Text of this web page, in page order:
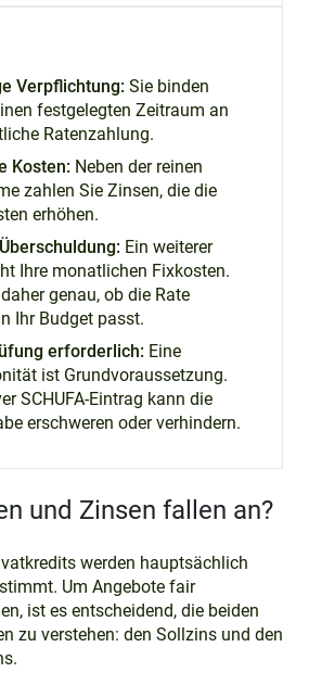
Verpflichtung: Sie binden
festgelegten Zeitraum an
Ratenzahlung.
Kosten: Neben der reinen
zahlen Sie Zinsen, die die
erhöhen.
Ein weiterer
Ihre monatlichen Fixkosten.
genau, ob die Rate
Ihr Budget passt.
erforderlich: Eine
ist Grundvoraussetzung.
SCHUFA-Eintrag kann die
erschweren oder verhindern.
und Zinsen fallen an?
werden hauptsächlich
Um Angebote fair
ist es entscheidend, die beiden
zu verstehen: den Sollzins und den